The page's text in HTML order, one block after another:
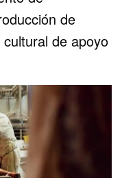
de
de apoyo